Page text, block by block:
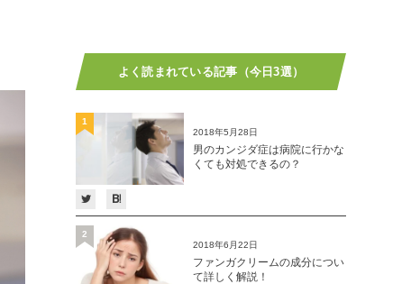
よく読まれている記事（今日3選）
2018年5月28日
男のカンジダ症は病院に行かな
くても対処できるの？
1
2018年6月22日
ファンガクリームの成分につい
て詳しく解説！
2